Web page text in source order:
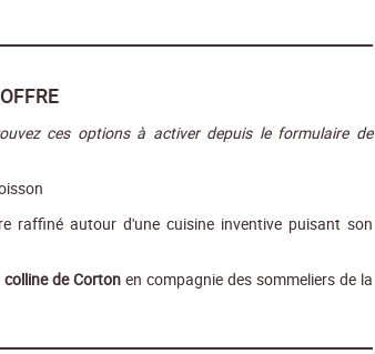
ces options à activer depuis le formulaire de
raffiné autour d'une cuisine inventive puisant son
colline de Corton en compagnie des sommeliers de la